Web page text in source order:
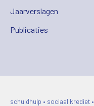
Jaarverslagen
Publicaties
schuldhulp • sociaal krediet •